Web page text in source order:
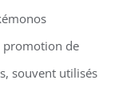
promotion de
souvent utilisés